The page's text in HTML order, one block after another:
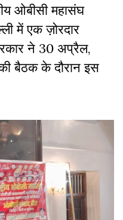
ओबीसी महासंघ
में एक ज़ोरदार
ने 30 अप्रैल,
बैठक के दौरान इस